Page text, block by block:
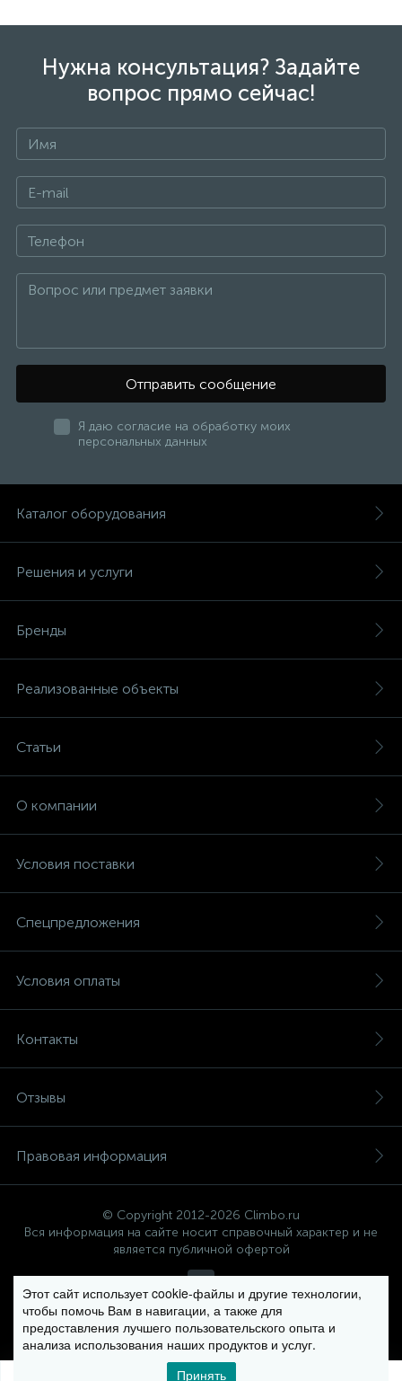
0
Нужна консультация? Задайте
вопрос прямо сейчас!
Отправить сообщение
Я даю согласие на обработку моих
персональных данных
Каталог оборудования
Решения и услуги
Бренды
Реализованные объекты
Статьи
О компании
Условия поставки
Спецпредложения
Условия оплаты
Контакты
Отзывы
Правовая информация
© Copyright 2012-2026 Climbo.ru
Вся информация на сайте носит справочный характер и не
является публичной офертой
Политика компании в отношении обработки персональных
данных
Этот сайт использует cookie-файлы и другие технологии,
чтобы помочь Вам в навигации, а также для
предоставления лучшего пользовательского опыта и
анализа использования наших продуктов и услуг.
Принять